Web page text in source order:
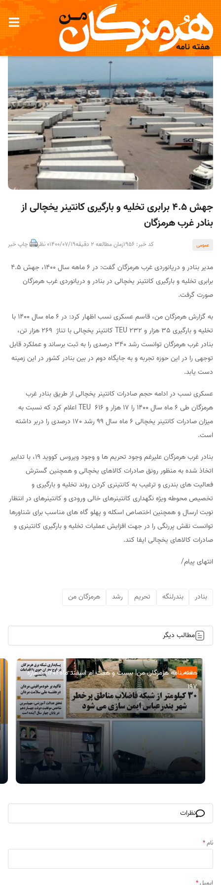
جهش 4.5 برابری تخلیه و بارگیری کانتینر یخچالی از
بنادر غرب هرمزگان
عمومی کد خبر: 1956 زمان مطالعه 2 دقیقه 1400/07/190 نظر چاپ خبر
مدیر بنادر و دریانوردی غرب هرمزگان گفت: در 6 ماهه سال 1400، جهش 4.5
برابری تخلیه و بارگیری کانتینر یخچالی در بنادر و دریانوردی غرب هرمزگان
صورت گرفت.
به گزارش هرمزگان من، قاسم عسکری نسب اظهار کرد: در 6 ماه سال 1400 با
تخلیه و بارگیری 35 هزار و 232 TEU کانتینر یخچالی با تناژ 269 هزار تن،
بنادر غرب هرمزگان توانست رشد 340 درصدی را به ثبت برساند و عملکرد قابل
توجهی را در این حوزه تجربه و به جایگاه دوم در بین بنادر کشور در این زمینه
دست یابد.
عسکری نسب در ادامه حجم صادرات کانتینر یخچالی از طریق بنادر غرب
هرمزگان طی 6 ماه سال 1400 را 17 هزار و 616 TEU اعلام کرد که نسبت به
میزان صادرات کانتینر یخچالی 6 ماه سال 99 رشد 170 درصدی را دربر داشته
است.
بنادر غرب هرمزگان علیرغم وجود تحریم ها و وجود ویروس کووید ۱۹، با تدابیر
اتخاذ شده به ‌منظور رونق صادرات کالاهای یخچالی و همچنین گسترش
فعالیت های بندری و ترغیب به کانتینری کردن روند تخلیه و بارگیری و
تخصیص محوطه ویژه نگهداری کانتینرهای خالی ورودی و کانتینرهای در انتظار
نوبت ارسال و همچنین اختصاص اسکله و پهلو گاه های مناسب برای شناورها
توانست نقش پررنگی را در جهت افزایش عملیات تخلیه و بارگیری کانتینری و
صادرات کالاهای یخچالی ایفا کند.
انتهای پیام/
بنادر بندرلنگه تحریم رشد هرمزگان من
مطالب دیگر
عمومی
هفته نامه هرمزگان من| بیست و هفت ام اسفند ماه۱۴۰۴| شماره
197
نظرات
نام*
ایمیل*